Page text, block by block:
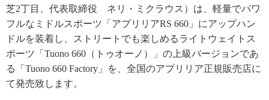
芝2丁目、代表取締役 ネリ・ミクラウス）は、軽量でパワ
フルなミドルスポーツ「アプリリアRS 660」にアップハン
ドルを装着し、ストリートでも楽しめるライトウェイトス
ポーツ「Tuono 660（トゥオーノ）」の上級バージョンであ
る「Tuono 660 Factory」を、全国のアプリリア正規販売店に
て発売致します。